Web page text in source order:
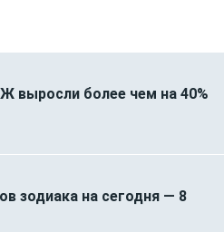
выросли более чем на 40%
зодиака на сегодня — 8